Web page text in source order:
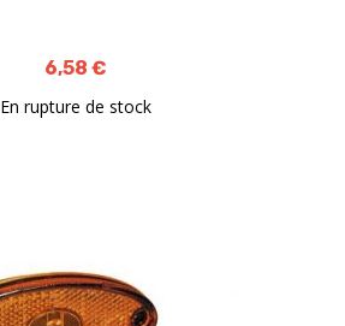
6,58 €
En rupture de stock